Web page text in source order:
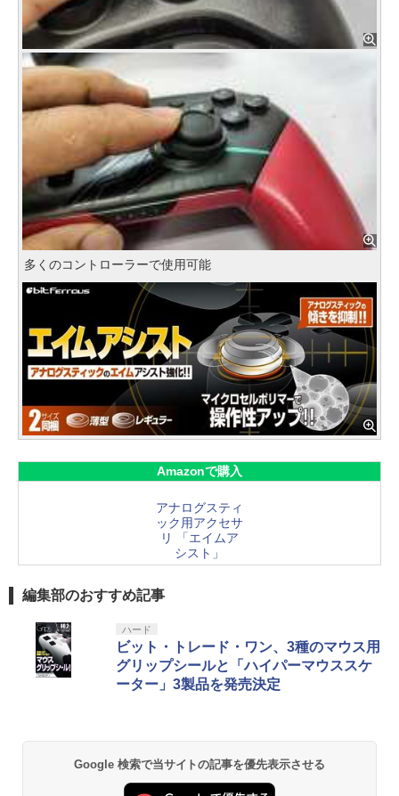
多くのコントローラーで使用可能
Amazonで購入
アナログスティ
ック用アクセサ
リ 「エイムア
シスト」
編集部のおすすめ記事
ハード
ビット・トレード・ワン、3種のマウス用
グリップシールと「ハイパーマウススケ
ーター」3製品を発売決定
Google 検索で当サイトの記事を優先表示させる